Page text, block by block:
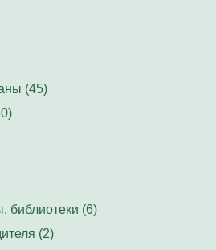
(45)
библиотеки (6)
(2)